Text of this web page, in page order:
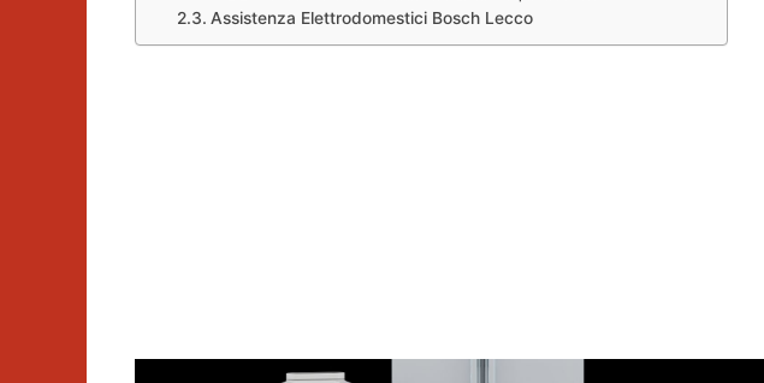
Assistenza Elettrodomestici Bosch Lecco